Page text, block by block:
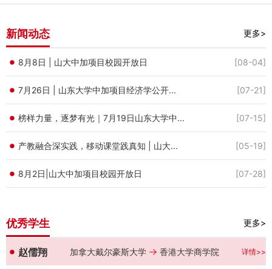
新闻动态 更多>
8月8日 | 山大中加项目校园开放日 [08-04]
7月26日 | 山东大学中加项目经济学公开... [07-21]
榜样力量，逐梦有光｜7月19日山东大学中... [07-15]
产教融合深实践，移动课堂践真知 | 山大... [05-19]
8月2日|山大中加项目校园开放日 [07-28]
优秀学生 更多>
赵儒翔 加拿大戴尔豪斯大学 香港大学商学院 详情>>